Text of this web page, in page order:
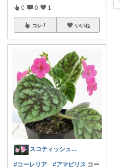
0 0 1
コレ いいね
スコティッシュファミリー
#コーレリア #アマビリス コー